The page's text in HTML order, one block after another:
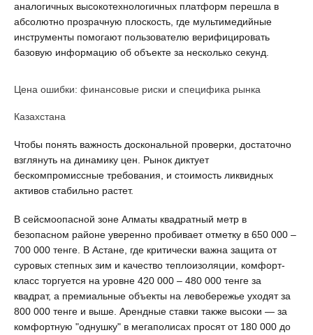
аналогичных высокотехнологичных платформ перешла в
абсолютно прозрачную плоскость, где мультимедийные
инструменты помогают пользователю верифицировать
базовую информацию об объекте за несколько секунд.
Цена ошибки: финансовые риски и специфика рынка
Казахстана
Чтобы понять важность доскональной проверки, достаточно
взглянуть на динамику цен. Рынок диктует
бескомпромиссные требования, и стоимость ликвидных
активов стабильно растет.
В сейсмоопасной зоне Алматы квадратный метр в
безопасном районе уверенно пробивает отметку в 650 000 –
700 000 тенге. В Астане, где критически важна защита от
суровых степных зим и качество теплоизоляции, комфорт-
класс торгуется на уровне 420 000 – 480 000 тенге за
квадрат, а премиальные объекты на левобережье уходят за
800 000 тенге и выше. Арендные ставки также высоки — за
комфортную "однушку" в мегаполисах просят от 180 000 до